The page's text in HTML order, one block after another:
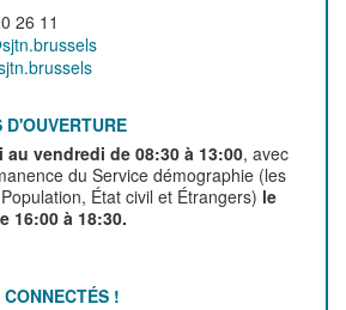
26 11
D'OUVERTURE
au vendredi de 08:30 à 13:00, avec
du Service démographie (les
État civil et Étrangers) le
16:00 à 18:30.
!